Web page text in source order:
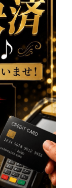
皆様には、
ません。
案内させていた
ィア
まで